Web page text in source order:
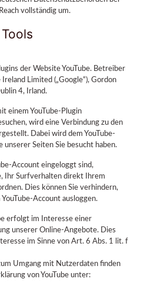
vollständig um.
der Website YouTube. Betreiber
Limited („Google“), Gordon
4, Irland.
einem YouTube-Plugin
wird eine Verbindung zu den
Dabei wird dem YouTube-
Seiten Sie besucht haben.
Account eingeloggt sind,
Ihr Surfverhalten direkt Ihrem
Dies können Sie verhindern,
Account ausloggen.
erfolgt im Interesse einer
unserer Online-Angebote. Dies
im Sinne von Art. 6 Abs. 1 lit. f
Umgang mit Nutzerdaten finden
von YouTube unter: